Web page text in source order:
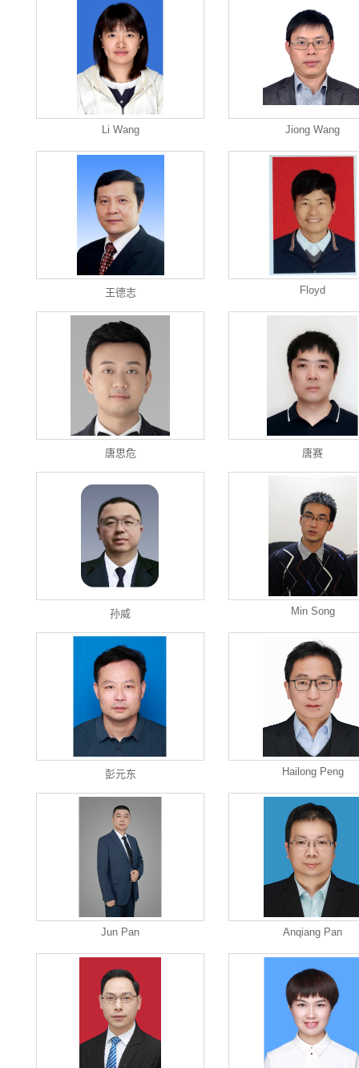
Li Wang Jiong Wang
王德志 Floyd
唐思危 唐赛
孙威 Min Song
彭元东 Hailong Peng
Jun Pan Anqiang Pan